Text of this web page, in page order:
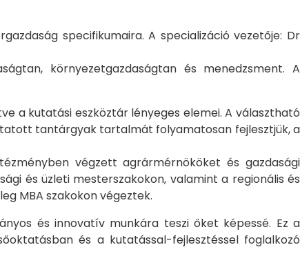
specifikumaira. A specializáció vezetője: Dr
környezetgazdaságtan és menedzsment. A
a kutatási eszköztár lényeges elemei. A választható
tantárgyak tartalmát folyamatosan fejlesztjük, a
végzett agrármérnököket és gazdasági
és üzleti mesterszakokon, valamint a regionális és
MBA szakokon végeztek.
és innovatív munkára teszi őket képessé. Ez a
és a kutatással-fejlesztéssel foglalkozó